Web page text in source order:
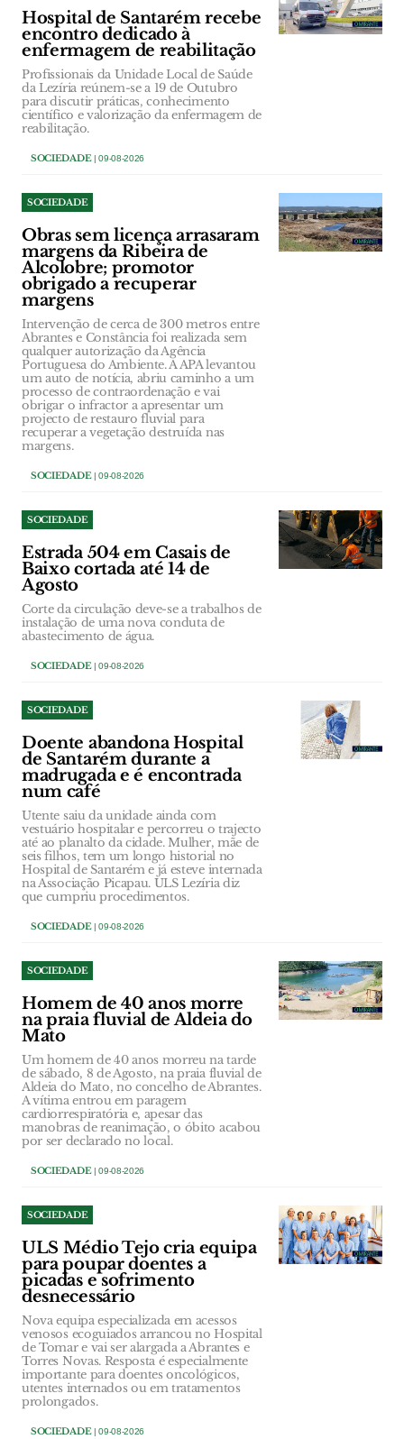
Hospital de Santarém recebe
encontro dedicado à
enfermagem de reabilitação
Profissionais da Unidade Local de Saúde
da Lezíria reúnem-se a 19 de Outubro
para discutir práticas, conhecimento
científico e valorização da enfermagem de
reabilitação.
SOCIEDADE| 09-08-2026
SOCIEDADE
Obras sem licença arrasaram
margens da Ribeira de
Alcolobre; promotor
obrigado a recuperar
margens
Intervenção de cerca de 300 metros entre
Abrantes e Constância foi realizada sem
qualquer autorização da Agência
Portuguesa do Ambiente. A APA levantou
um auto de notícia, abriu caminho a um
processo de contraordenação e vai
obrigar o infractor a apresentar um
projecto de restauro fluvial para
recuperar a vegetação destruída nas
margens.
SOCIEDADE| 09-08-2026
SOCIEDADE
Estrada 504 em Casais de
Baixo cortada até 14 de
Agosto
Corte da circulação deve-se a trabalhos de
instalação de uma nova conduta de
abastecimento de água.
SOCIEDADE| 09-08-2026
SOCIEDADE
Doente abandona Hospital
de Santarém durante a
madrugada e é encontrada
num café
Utente saiu da unidade ainda com
vestuário hospitalar e percorreu o trajecto
até ao planalto da cidade. Mulher, mãe de
seis filhos, tem um longo historial no
Hospital de Santarém e já esteve internada
na Associação Picapau. ULS Lezíria diz
que cumpriu procedimentos.
SOCIEDADE| 09-08-2026
SOCIEDADE
Homem de 40 anos morre
na praia fluvial de Aldeia do
Mato
Um homem de 40 anos morreu na tarde
de sábado, 8 de Agosto, na praia fluvial de
Aldeia do Mato, no concelho de Abrantes.
A vítima entrou em paragem
cardiorrespiratória e, apesar das
manobras de reanimação, o óbito acabou
por ser declarado no local.
SOCIEDADE| 09-08-2026
SOCIEDADE
ULS Médio Tejo cria equipa
para poupar doentes a
picadas e sofrimento
desnecessário
Nova equipa especializada em acessos
venosos ecoguiados arrancou no Hospital
de Tomar e vai ser alargada a Abrantes e
Torres Novas. Resposta é especialmente
importante para doentes oncológicos,
utentes internados ou em tratamentos
prolongados.
SOCIEDADE| 09-08-2026